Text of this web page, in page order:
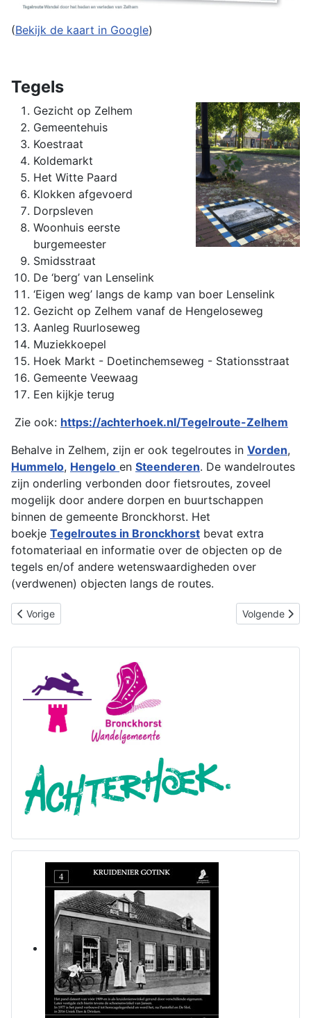
(Bekijk de kaart in Google)
Tegels
Gezicht op Zelhem
Gemeentehuis
Koestraat
Koldemarkt
Het Witte Paard
Klokken afgevoerd
Dorpsleven
Woonhuis eerste
burgemeester
Smidsstraat
De ‘berg’ van Lenselink
‘Eigen weg’ langs de kamp van boer Lenselink
Gezicht op Zelhem vanaf de Hengeloseweg
Aanleg Ruurloseweg
Muziekkoepel
Hoek Markt - Doetinchemseweg - Stationsstraat
Gemeente Veewaag
Een kijkje terug
Zie ook: https://achterhoek.nl/Tegelroute-Zelhem
Behalve in Zelhem, zijn er ook tegelroutes in Vorden,
Hummelo, Hengelo en Steenderen. De wandelroutes
zijn onderling verbonden door fietsroutes, zoveel
mogelijk door andere dorpen en buurtschappen
binnen de gemeente Bronckhorst. Het
boekje Tegelroutes in Bronckhorst bevat extra
fotomateriaal en informatie over de objecten op de
tegels en/of andere wetenswaardigheden over
(verdwenen) objecten langs de routes.
Vorig artikel: Tegelwandelroute Hengelo
Vorige Volgende
Volgende